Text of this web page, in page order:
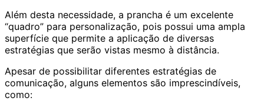
Além desta necessidade, a prancha é um excelente
“quadro” para personalização, pois possui uma ampla
superfície que permite a aplicação de diversas
estratégias que serão vistas mesmo à distância.
Apesar de possibilitar diferentes estratégias de
comunicação, alguns elementos são imprescindíveis,
como: